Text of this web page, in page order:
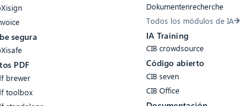
segura
PDF
brewer
toolbox
Dokumentenrecherche
Todos los módulos de IA
IA Training
CIB crowdsource
Código abierto
CIB seven
CIB Office